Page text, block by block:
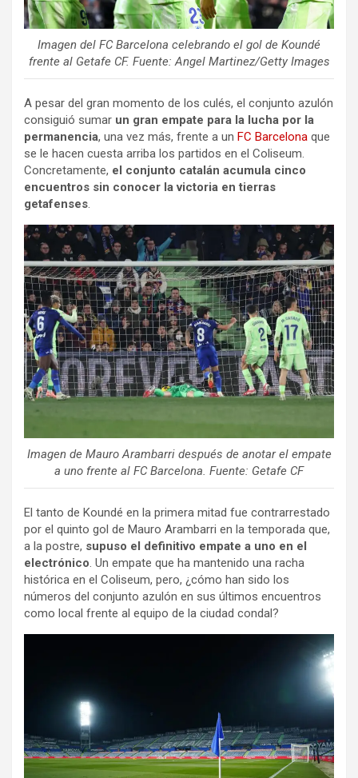
Imagen del FC Barcelona celebrando el gol de Koundé
frente al Getafe CF. Fuente: Angel Martinez/Getty Images
A pesar del gran momento de los culés, el conjunto azulón
consiguió sumar un gran empate para la lucha por la
permanencia, una vez más, frente a un FC Barcelona que
se le hacen cuesta arriba los partidos en el Coliseum.
Concretamente, el conjunto catalán acumula cinco
encuentros sin conocer la victoria en tierras
getafenses.
Imagen de Mauro Arambarri después de anotar el empate
a uno frente al FC Barcelona. Fuente: Getafe CF
El tanto de Koundé en la primera mitad fue contrarrestado
por el quinto gol de Mauro Arambarri en la temporada que,
a la postre, supuso el definitivo empate a uno en el
electrónico. Un empate que ha mantenido una racha
histórica en el Coliseum, pero, ¿cómo han sido los
números del conjunto azulón en sus últimos encuentros
como local frente al equipo de la ciudad condal?